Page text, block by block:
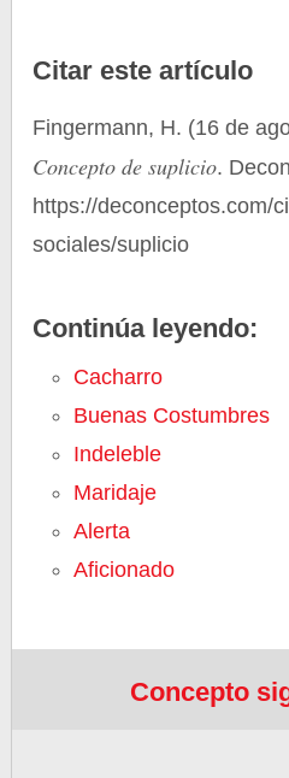
Citar este artículo
Fingermann, H. (16 de
Concepto de suplicio.
https://deconceptos.com/
sociales/suplicio
Continúa leyendo:
Cacharro
Buenas Costumbres
Indeleble
Maridaje
Alerta
Aficionado
Concepto